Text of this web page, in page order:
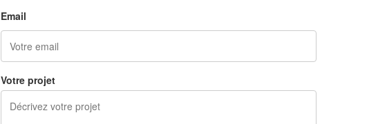
Email
Votre projet